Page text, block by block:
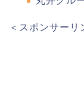
＜スポンサーリ